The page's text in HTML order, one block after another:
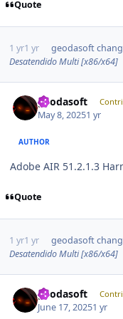
Quote
1 yr1 yr geodasoft
Desatendido Multi [x86/x64]
geodasoft
May 8, 20251 yr
AUTHOR
Adobe AIR 51.2.1.3
Quote
1 yr1 yr geodasoft
Desatendido Multi [x86/x64]
geodasoft
June 17, 20251 yr